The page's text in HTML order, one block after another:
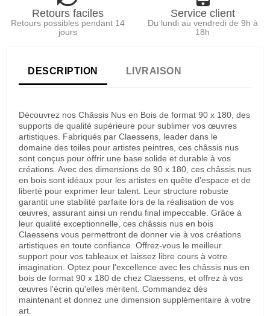
Retours faciles
Retours possibles pendant 14
jours
Service client
Du lundi au vendredi de 9h à
18h
DESCRIPTION LIVRAISON
Découvrez nos Châssis Nus en Bois de format 90 x 180, des
supports de qualité supérieure pour sublimer vos œuvres
artistiques. Fabriqués par Claessens, leader dans le
domaine des toiles pour artistes peintres, ces châssis nus
sont conçus pour offrir une base solide et durable à vos
créations. Avec des dimensions de 90 x 180, ces châssis nus
en bois sont idéaux pour les artistes en quête d'espace et de
liberté pour exprimer leur talent. Leur structure robuste
garantit une stabilité parfaite lors de la réalisation de vos
œuvres, assurant ainsi un rendu final impeccable. Grâce à
leur qualité exceptionnelle, ces châssis nus en bois
Claessens vous permettront de donner vie à vos créations
artistiques en toute confiance. Offrez-vous le meilleur
support pour vos tableaux et laissez libre cours à votre
imagination. Optez pour l'excellence avec les châssis nus en
bois de format 90 x 180 de chez Claessens, et offrez à vos
œuvres l'écrin qu'elles méritent. Commandez dès
maintenant et donnez une dimension supplémentaire à votre
art.